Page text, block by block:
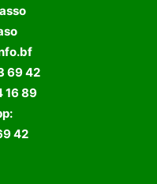
69 42
16 89
42